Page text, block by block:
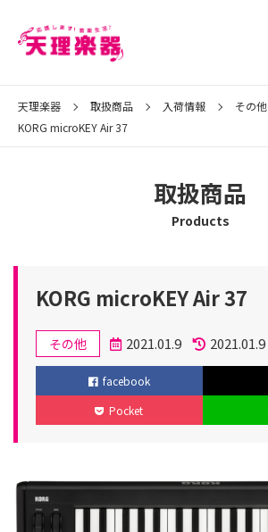
天理楽器 取扱商品 入荷情報
その他
KORG microKEY Air 37
取扱商品
Products
KORG microKEY Air 37
テ
ゴ
その他
投
稿
2021.01.9
更
新
2021.01.9
facebook
Pocket